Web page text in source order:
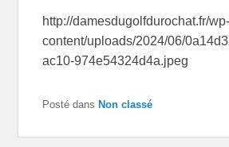
http://damesdugolfdurochat.fr/wp-
content/uploads/2024/06/
ac10-974e54324d4a.jpeg
Posté dans Non classé